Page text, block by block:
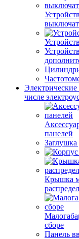
числе
панелей
Заглушка
Крышка
сборе
Панель